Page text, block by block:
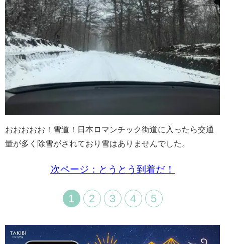
おおおおお！雪道！日本ロマンチック街道に入ったら交通
量が多く除雪がされており雪はありませんでした。
次ページ：とうとう到着だ！
1 2 3 4 5